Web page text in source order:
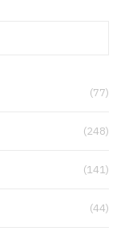
(77)
(248)
(141)
(44)